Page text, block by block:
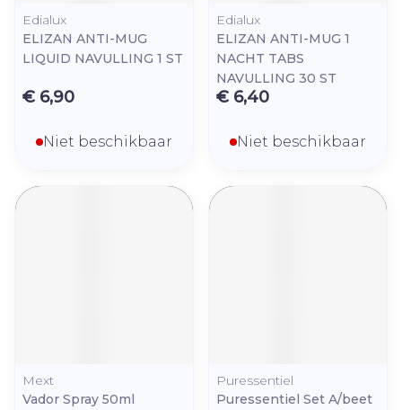
Edialux
ELIZAN ANTI-MUG
LIQUID NAVULLING 1 ST
€ 6,90
Niet beschikbaar
Edialux
ELIZAN ANTI-MUG 1
NACHT TABS
NAVULLING 30 ST
€ 6,40
Niet beschikbaar
Mext
Vador Spray 50ml
Puressentiel
Puressentiel Set A/beet